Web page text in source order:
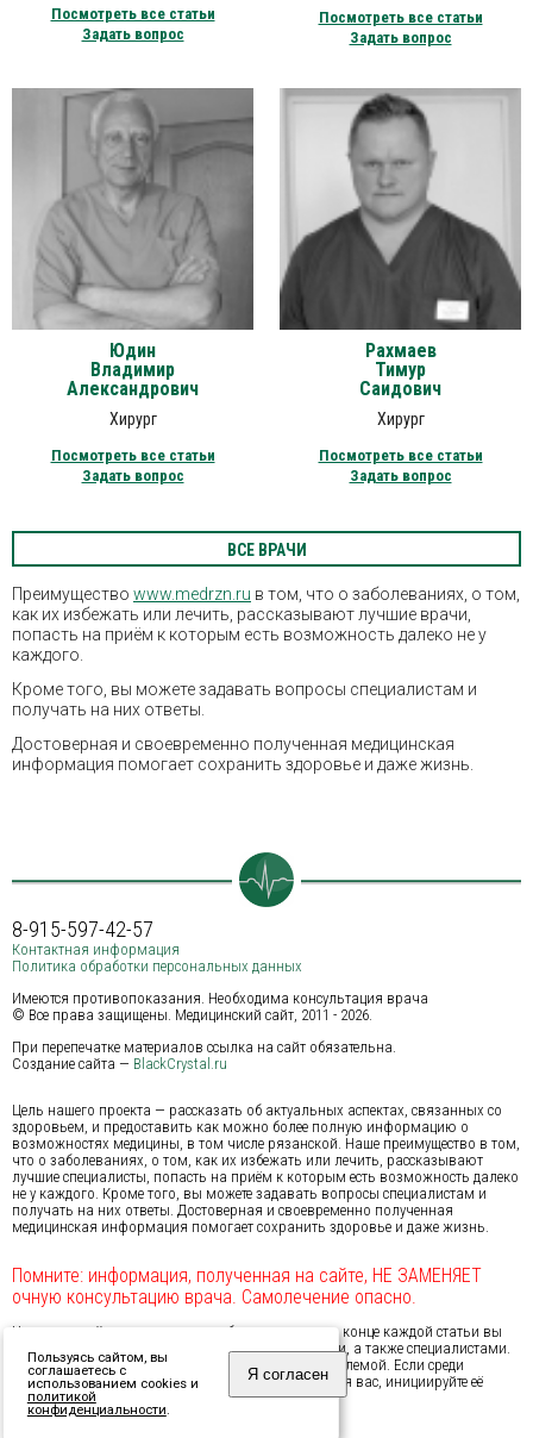
Посмотреть все статьи
Задать вопрос
Посмотреть все статьи
Задать вопрос
Юдин
Владимир
Александрович
Хирург
Посмотреть все статьи
Задать вопрос
Рахмаев
Тимур
Саидович
Хирург
Посмотреть все статьи
Задать вопрос
ВСЕ ВРАЧИ
Преимущество www.medrzn.ru в том, что о заболеваниях, о том,
как их избежать или лечить, рассказывают лучшие врачи,
попасть на приём к которым есть возможность далеко не у
каждого.
Кроме того, вы можете задавать вопросы специалистам и
получать на них ответы.
Достоверная и своевременно полученная медицинская
информация помогает сохранить здоровье и даже жизнь.
8-915-597-42-57
Контактная информация
Политика обработки персональных данных
Имеются противопоказания. Необходима консультация врача
© Все права защищены. Медицинский сайт, 2011 - 2026.
При перепечатке материалов ссылка на сайт обязательна.
Создание сайта — BlackCrystal.ru
Цель нашего проекта — рассказать об актуальных аспектах, связанных со
здоровьем, и предоставить как можно более полную информацию о
возможностях медицины, в том числе рязанской. Наше преимущество в том,
что о заболеваниях, о том, как их избежать или лечить, рассказывают
лучшие специалисты, попасть на приём к которым есть возможность далеко
не у каждого. Кроме того, вы можете задавать вопросы специалистам и
получать на них ответы. Достоверная и своевременно полученная
медицинская информация помогает сохранить здоровье и даже жизнь.
Помните: информация, полученная на сайте, НЕ ЗАМЕНЯЕТ
очную консультацию врача. Самолечение опасно.
На нашем сайте предусмотрена обратная связь: в конце каждой статьи вы
можете обсудить проблему с другими посетителями, а также специалистами.
Мы надеемся, это поможет вам справиться с проблемой. Если среди
затронутых нами тем не оказалось актуальной для вас, инициируйте её
появление — создайте новую тему на Форуме.
Пользуясь сайтом, вы
соглашаетесь с
использованием cookies и
политикой
конфиденциальности.
Я согласен